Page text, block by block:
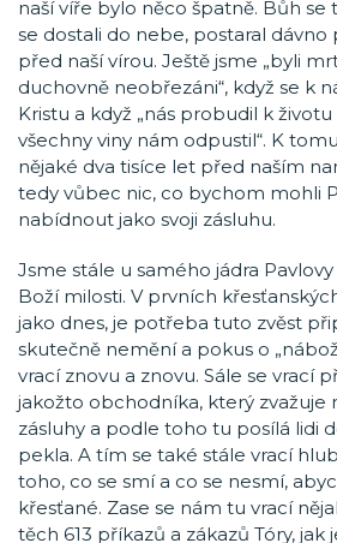
naší víře bylo něco špatně. Bůh
se dostali do nebe, postaral
před naší vírou. Ještě jsme „byli
duchovně neobřezáni“, když se k
Kristu a když „nás probudil k
všechny viny nám odpustil“. K
nějaké dva tisíce let před naším
tedy vůbec nic, co bychom mohli
nabídnout jako svoji zásluhu.
Jsme stále u samého jádra
Boží milosti. V prvních
jako dnes, je potřeba tuto zvěst
skutečně nemění a pokus o
vrací znovu a znovu. Sále se vrací
jakožto obchodníka, který zvažuje
zásluhy a podle toho tu posílá lidi
pekla. A tím se také stále vrací
toho, co se smí a co se nesmí,
křesťané. Zase se nám tu vrací
těch 613 příkazů a zákazů Tóry, jak